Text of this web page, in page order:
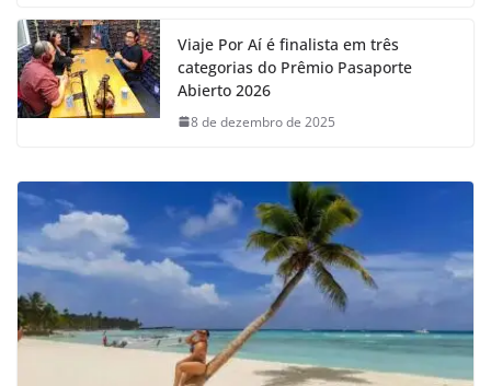
Viaje Por Aí é finalista em três
categorias do Prêmio Pasaporte
Abierto 2026
8 de dezembro de 2025